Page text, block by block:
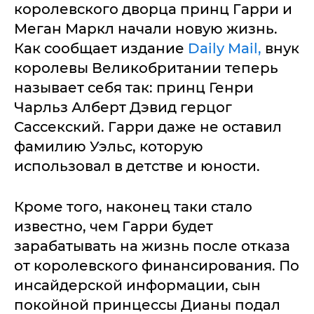
королевского дворца принц Гарри и
Меган Маркл начали новую жизнь.
Как сообщает издание Daily Mail, внук
королевы Великобритании теперь
называет себя так: принц Генри
Чарльз Алберт Дэвид герцог
Сассекский. Гарри даже не оставил
фамилию Уэльс, которую
использовал в детстве и юности.
Кроме того, наконец таки стало
известно, чем Гарри будет
зарабатывать на жизнь после отказа
от королевского финансирования. По
инсайдерской информации, сын
покойной принцессы Дианы подал